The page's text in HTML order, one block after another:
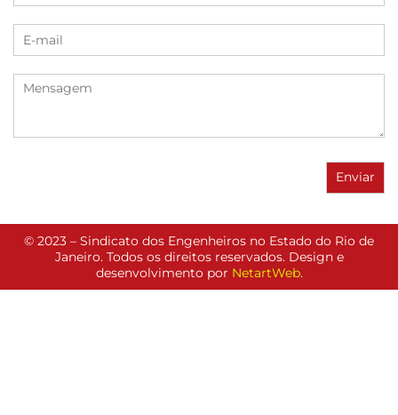
© 2023 – Sindicato dos Engenheiros no Estado do Rio de
Janeiro. Todos os direitos reservados. Design e
desenvolvimento por NetartWeb.